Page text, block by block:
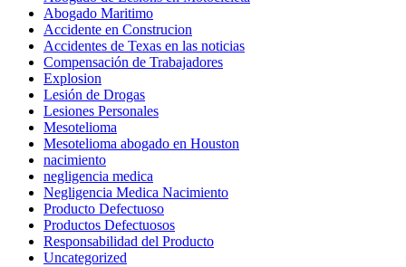
Abogado Maritimo
Accidente en Construcion
Accidentes de Texas en las noticias
Compensación de Trabajadores
Explosion
Lesión de Drogas
Lesiones Personales
Mesotelioma
Mesotelioma abogado en Houston
nacimiento
negligencia medica
Negligencia Medica Nacimiento
Producto Defectuoso
Productos Defectuosos
Responsabilidad del Producto
Uncategorized